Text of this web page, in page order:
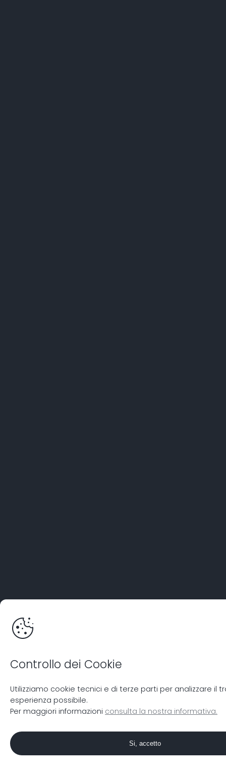
Controllo dei Cookie
Utilizziamo cookie tecnici e di terze parti per analizzare il
esperienza possibile.
Per maggiori informazioni consulta la nostra informativa.
Si, accetto